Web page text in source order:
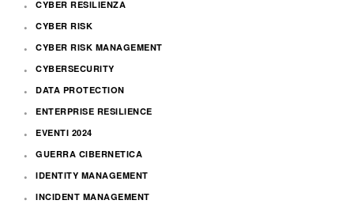
CYBER RESILIENZA
CYBER RISK
CYBER RISK MANAGEMENT
CYBERSECURITY
DATA PROTECTION
ENTERPRISE RESILIENCE
EVENTI 2024
GUERRA CIBERNETICA
IDENTITY MANAGEMENT
INCIDENT MANAGEMENT